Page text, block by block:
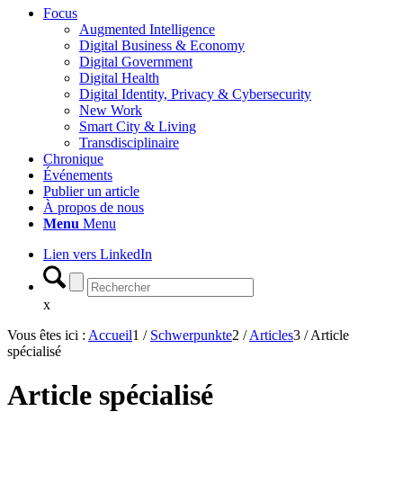
Focus
Augmented Intelligence
Digital Business & Economy
Digital Government
Digital Health
Digital Identity, Privacy & Cybersecurity
New Work
Smart City & Living
Transdisciplinaire
Chronique
Événements
Publier un article
À propos de nous
Menu Menu
Lien vers LinkedIn
x
Vous êtes ici : Accueil1 / Schwerpunkte2 / Articles3 / Article
spécialisé
Article spécialisé